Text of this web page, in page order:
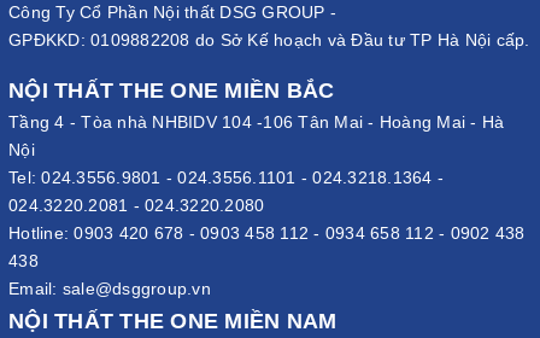
Công Ty Cổ Phần Nội thất DSG GROUP -
GPĐKKD: 0109882208 do Sở Kế hoạch và Đầu tư TP Hà Nội cấp.
NỘI THẤT THE ONE MIỀN BẮC
Tầng 4 - Tòa nhà NHBIDV 104 -106 Tân Mai - Hoàng Mai - Hà
Nội
Tel:024.3556.9801 -024.3556.1101 -024.3218.1364 -
024.3220.2081 - 024.3220.2080
Hotline:0903 420 678 - 0903 458 112 - 0934 658 112 - 0902 438
438
Email: sale@dsggroup.vn
NỘI THẤT THE ONE MIỀN NAM